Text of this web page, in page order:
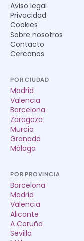
Aviso legal
Privacidad
Cookies
Sobre nosotros
Contacto
Cercanos
POR CIUDAD
Madrid
Valencia
Barcelona
Zaragoza
Murcia
Granada
Málaga
POR PROVINCIA
Barcelona
Madrid
Valencia
Alicante
A Coruña
Sevilla